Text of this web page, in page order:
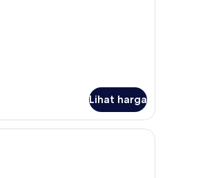
Lihat harga
dan meja kerja
Suite Eksekutif | Seprai premium, minibar,